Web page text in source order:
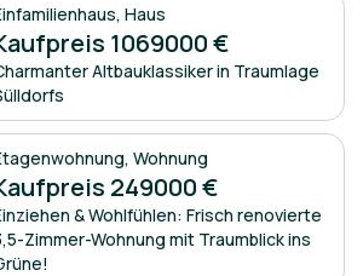
,Haus
1069000 €
Altbauklassiker in Traumlage
,Wohnung
249000 €
& Wohlfühlen: Frisch renovierte
Zimmer-Wohnung mit Traumblick ins